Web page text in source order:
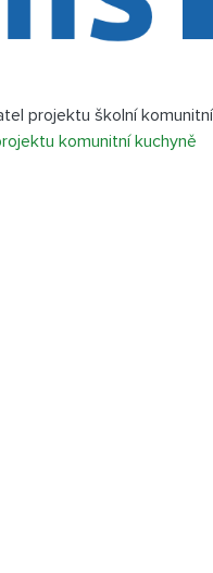
projektu školní
komunitní kuchyně